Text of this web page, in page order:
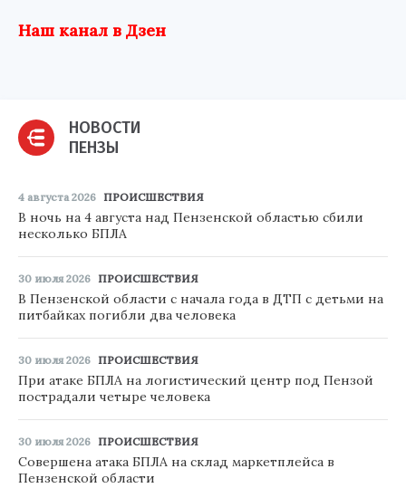
Наш канал в Дзен
НОВОСТИ
ПЕНЗЫ
4 августа 2026 ПРОИСШЕСТВИЯ
В ночь на 4 августа над Пензенской областью сбили
несколько БПЛА
30 июля 2026 ПРОИСШЕСТВИЯ
В Пензенской области с начала года в ДТП с детьми на
питбайках погибли два человека
30 июля 2026 ПРОИСШЕСТВИЯ
При атаке БПЛА на логистический центр под Пензой
пострадали четыре человека
30 июля 2026 ПРОИСШЕСТВИЯ
Совершена атака БПЛА на склад маркетплейса в
Пензенской области